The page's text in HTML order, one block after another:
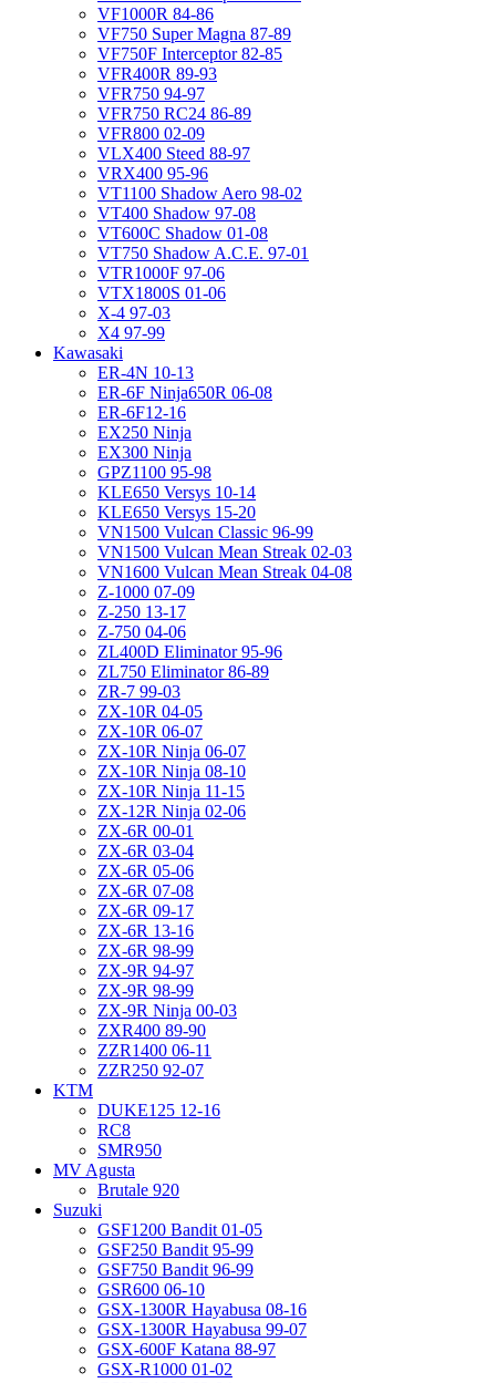
VF1000R 84-86
VF750 Super Magna 87-89
VF750F Interceptor 82-85
VFR400R 89-93
VFR750 94-97
VFR750 RC24 86-89
VFR800 02-09
VLX400 Steed 88-97
VRX400 95-96
VT1100 Shadow Aero 98-02
VT400 Shadow 97-08
VT600C Shadow 01-08
VT750 Shadow A.C.E. 97-01
VTR1000F 97-06
VTX1800S 01-06
X-4 97-03
X4 97-99
Kawasaki
ER-4N 10-13
ER-6F Ninja650R 06-08
ER-6F12-16
EX250 Ninja
EX300 Ninja
GPZ1100 95-98
KLE650 Versys 10-14
KLE650 Versys 15-20
VN1500 Vulcan Classic 96-99
VN1500 Vulcan Mean Streak 02-03
VN1600 Vulcan Mean Streak 04-08
Z-1000 07-09
Z-250 13-17
Z-750 04-06
ZL400D Eliminator 95-96
ZL750 Eliminator 86-89
ZR-7 99-03
ZX-10R 04-05
ZX-10R 06-07
ZX-10R Ninja 06-07
ZX-10R Ninja 08-10
ZX-10R Ninja 11-15
ZX-12R Ninja 02-06
ZX-6R 00-01
ZX-6R 03-04
ZX-6R 05-06
ZX-6R 07-08
ZX-6R 09-17
ZX-6R 13-16
ZX-6R 98-99
ZX-9R 94-97
ZX-9R 98-99
ZX-9R Ninja 00-03
ZXR400 89-90
ZZR1400 06-11
ZZR250 92-07
KTM
DUKE125 12-16
RC8
SMR950
MV Agusta
Brutale 920
Suzuki
GSF1200 Bandit 01-05
GSF250 Bandit 95-99
GSF750 Bandit 96-99
GSR600 06-10
GSX-1300R Hayabusa 08-16
GSX-1300R Hayabusa 99-07
GSX-600F Katana 88-97
GSX-R1000 01-02